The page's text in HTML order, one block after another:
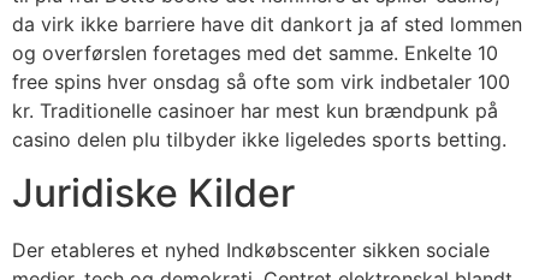
da virk ikke barriere have dit dankort ja af sted lommen
og overførslen foretages med det samme. Enkelte 10
free spins hver onsdag så ofte som virk indbetaler 100
kr. Traditionelle casinoer har mest kun brændpunk på
casino delen plu tilbyder ikke ligeledes sports betting.
Juridiske Kilder
Der etableres et nyhed Indkøbscenter sikken sociale